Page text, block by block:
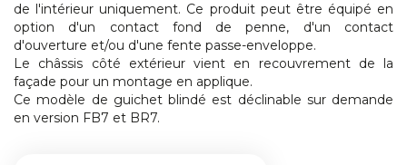
de l'intérieur uniquement. Ce produit peut être équipé en
option d'un contact fond de penne, d'un contact
d'ouverture et/ou d'une fente passe-enveloppe.
Le châssis côté extérieur vient en recouvrement de la
façade pour un montage en applique.
Ce modèle de guichet blindé est déclinable sur demande
en version FB7 et BR7.